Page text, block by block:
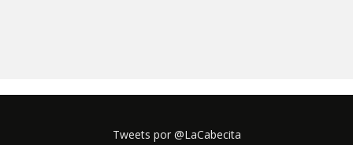
Tweets por @LaCabecita